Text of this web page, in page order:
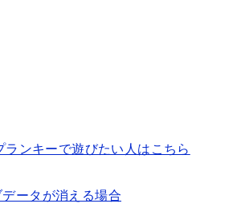
ランキーで遊びたい人はこちら
ータが消える場合